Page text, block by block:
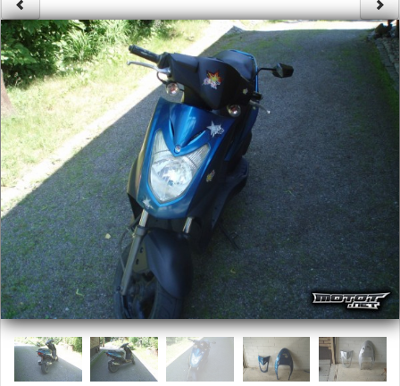
Säännöt ja ohjeet
Uudet ajoneuvot
Uudet kuvat
Uudet videot
Uudet kommentit
MYYDÄÄN
Haku
Ohjeet
Ajoneuvot
Osat
TIETOPANKKI
TAPAHTUMAT
MP15 kuvia
MP14 kuvia
MP13 kuvia
ACS 2015 kuvia
Lisää uusi tapahtuma
UUTISET